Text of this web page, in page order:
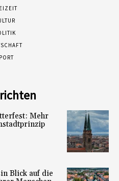
Mehr
Blick auf die